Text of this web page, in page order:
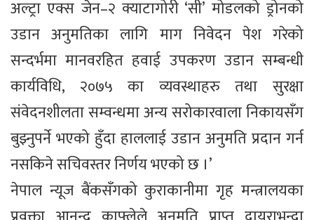
अल्ट्रा एक्स जेन–२ क्याटागोरी ‘सी’ मोडलको ड्रोनको
उडान अनुमतिका लागि माग निवेदन पेश गरेको
सन्दर्भमा मानवरहित हवाई उपकरण उडान सम्बन्धी
कार्यविधि, २०७५ का व्यवस्थाहरु तथा सुरक्षा
संवेदनशीलता सम्वन्धमा अन्य सरोकारवाला निकायसँग
बुझ्नुपर्ने भएको हुँदा हाललाई उडान अनुमति प्रदान गर्न
नसकिने सचिवस्तर निर्णय भएको छ ।’
नेपाल न्यूज बैंकसँगको कुराकानीमा गृह मन्त्रालयका